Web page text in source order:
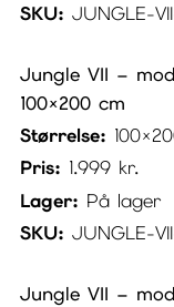
SKU: JUNGLE-
Jungle VII –
100×200 cm
Størrelse:
Pris: 1.999 kr.
Lager: På lager
SKU: JUNGLE-
Jungle VII –